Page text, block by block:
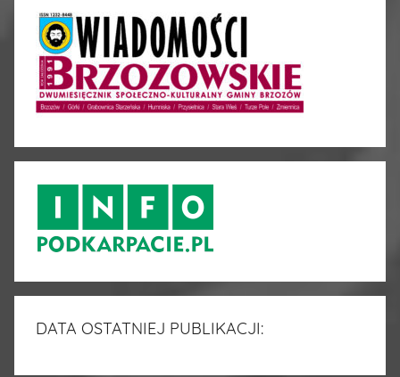
DATA OSTATNIEJ PUBLIKACJI: